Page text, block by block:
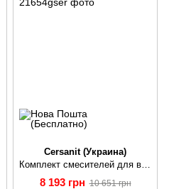
Cersanit (Украина)
8 193 грн 10 651 грн